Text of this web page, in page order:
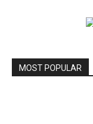
MOST POPULAR